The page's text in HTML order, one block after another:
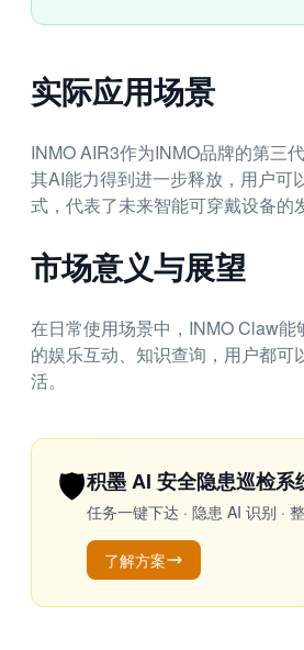
实际应用场景
INMO AIR3作为INMO品牌的第三
其AI能力得到进一步释放，用户可
式，代表了未来智能可穿戴设备的
市场意义与展望
在日常使用场景中，INMO Claw
的娱乐互动、知识查询，用户都
活。
🛡️积墨 AI 安全隐患巡检系
任务一键下达 · 隐患 AI 识别 ·
了解方案